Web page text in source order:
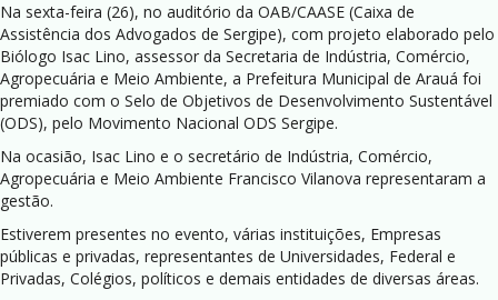
Na sexta-feira (26), no auditório da OAB/CAASE (Caixa de
Assistência dos Advogados de Sergipe), com projeto elaborado pelo
Biólogo Isac Lino, assessor da Secretaria de Indústria, Comércio,
Agropecuária e Meio Ambiente, a Prefeitura Municipal de Arauá foi
premiado com o Selo de Objetivos de Desenvolvimento Sustentável
(ODS), pelo Movimento Nacional ODS Sergipe.
Na ocasião, Isac Lino e o secretário de Indústria, Comércio,
Agropecuária e Meio Ambiente Francisco Vilanova representaram a
gestão.
Estiverem presentes no evento, várias instituições, Empresas
públicas e privadas, representantes de Universidades, Federal e
Privadas, Colégios, políticos e demais entidades de diversas áreas.